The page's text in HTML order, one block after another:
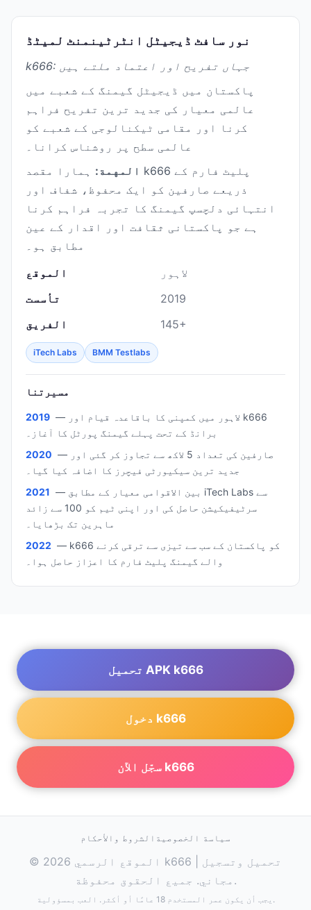
نور سافٹ ڈیجیٹل انٹرٹینمنٹ لمیٹڈ
k666: جہاں تفریح اور اعتماد ملتے ہیں
پاکستان میں ڈیجیٹل گیمنگ کے شعبے میں
عالمی معیار کی جدید ترین تفریح فراہم
کرنا اور مقامی ٹیکنالوجی کے شعبے کو
عالمی سطح پر روشناس کرانا۔
المهمة: ہمارا مقصد k666 پلیٹ فارم کے
ذریعے صارفین کو ایک محفوظ، شفاف اور
انتہائی دلچسپ گیمنگ کا تجربہ فراہم کرنا
ہے جو پاکستانی ثقافت اور اقدار کے عین
مطابق ہو۔
الموقع
لاہور
تأسست
2019
الفريق
145+
iTech Labs BMM Testlabs
مسيرتنا
2019 — لاہور میں کمپنی کا باقاعدہ قیام اور k666
برانڈ کے تحت پہلے گیمنگ پورٹل کا آغاز۔
2020 — صارفین کی تعداد 5 لاکھ سے تجاوز کر گئی اور
جدید ترین سیکیورٹی فیچرز کا اضافہ کیا گیا۔
2021 — بین الاقوامی معیار کے مطابق iTech Labs سے
سرٹیفیکیشن حاصل کی اور اپنی ٹیم کو 100 سے زائد
ماہرین تک بڑھایا۔
2022 — k666 کو پاکستان کے سب سے تیزی سے ترقی کرنے
والے گیمنگ پلیٹ فارم کا اعزاز حاصل ہوا۔
تحميل APK k666
دخول k666
سجّل الآن k666
الشروط والأحكام سياسة الخصوصية
© 2026 الموقع الرسمي k666 | تحميل وتسجيل
مجاني. جميع الحقوق محفوظة.
يجب أن يكون عمر المستخدم 18 عامًا أو أكثر. العب بمسؤولية.